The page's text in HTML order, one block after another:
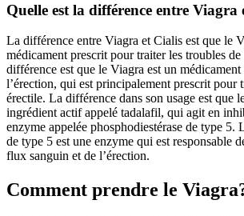
Quelle est la différence entre Viagra
La différence entre Viagra et Cialis est que le
médicament prescrit pour traiter les troubles de
différence est que le Viagra est un
l’érection, qui est principalement prescrit pour
érectile. La différence dans son usage est que
ingrédient actif appelé tadalafil, qui agit en
enzyme appelée phosphodiestérase de type 5.
de type 5 est une enzyme qui est responsable
flux sanguin et de l’érection.
Comment prendre le